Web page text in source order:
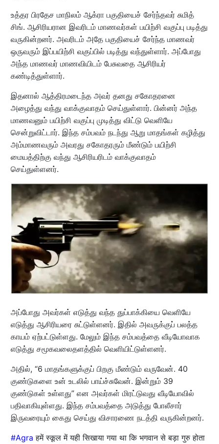
உத்தர பிரதேச மாநிலம் ஆக்ரா பகுதியைச் சேர்ந்தவர் சுமித்
சிங். ஆசிரியரான இவரிடம் மாணவர்கள் பயிற்சி வகுப்பு படித்து
வருகின்றனர். அவரிடம் அதே பகுதியைச் சேர்ந்த மாணவர்
ஒருவரும் இப்பயிற்சி வகுப்பில் படித்து வந்துள்ளார். அப்போது
அந்த மாணவர் மாணவியிடம் பேசுவதை ஆசிரியர்
கண்டித்துள்ளார்.
இதனால் ஆத்திரமடைந்த அவர் தனது சகோதரனை
அழைத்து வந்து வாக்குவாதம் செய்துள்ளார். பின்னர் அந்த
மாணவனும் பயிற்சி வகுப்பு முடித்து விட்டு வெளியே
சென்றுவிட்டார். இந்த சம்பவம் நடந்து ஆறு மாதங்கள் கழித்து
அம்மாணவரும் அவரது சகோதரரும் மீண்டும் பயிற்சி
மையத்திற்கு வந்து ஆசிரியரிடம் வாக்குவாதம்
செய்துள்ளனர்.
அப்போது அவர்கள் எடுத்து வந்த துப்பாக்கியை வெளியே
எடுத்து ஆசிரியரை சுட்டுள்ளனர். இதில் அவருக்குப் பலத்த
காயம் ஏற்பட்டுள்ளது. மேலும் இந்த சம்பவத்தை வீடியோவாக
எடுத்து சமூகவலைதளத்தில் வெளியிட்டுள்ளனர்.
அதில், “6 மாதங்களுக்குப் பிறகு மீண்டும் வருவேன். 40
குண்டுகளை உன் உடலில் பாய்ச்சுவேன். இன்றும் 39
குண்டுகள் உள்ளது” என அவர்கள் மிரட்டுவது வீடியோவில்
பதிவாகியுள்ளது. இந்த சம்பவத்தை அடுத்து போலீசார்
இருவரையும் கைது செய்து விசாரணை நடத்தி வருகின்றனர்.
#Agra हमें स्कूल में यही सिखाया गया था कि भगवान से बड़ा गुरु होता